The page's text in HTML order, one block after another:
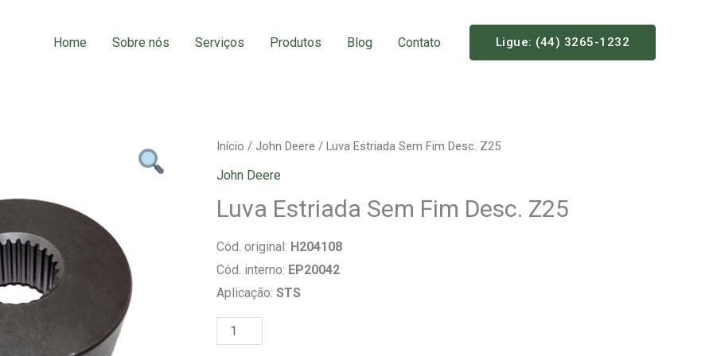
Home Sobre nós Serviços Produtos Blog Contato Ligue: (44) 3265-1232
Início / John Deere / Luva Estriada Sem Fim Desc. Z25
John Deere
Luva Estriada Sem Fim Desc. Z25
Cód. original: H204108
Cód. interno: EP20042
Aplicação: STS
Luva
Estriada
Fim
Desc.
Z25
quantidade